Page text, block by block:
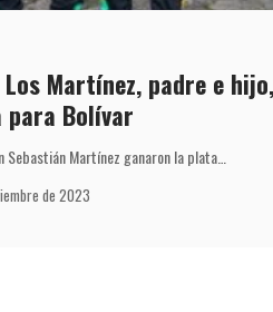
Los Martínez, padre e
para Bolívar
Sebastián Martínez ganaron la plata…
de 2023